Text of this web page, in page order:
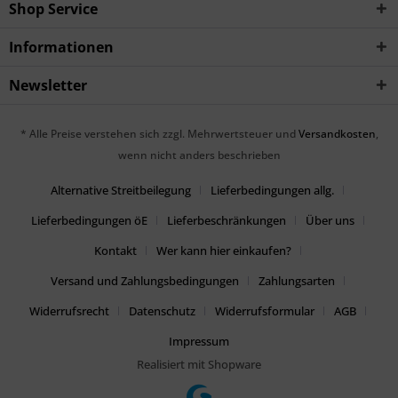
Shop Service
Informationen
Newsletter
* Alle Preise verstehen sich zzgl. Mehrwertsteuer und Versandkosten,
wenn nicht anders beschrieben
Alternative Streitbeilegung
Lieferbedingungen allg.
Lieferbedingungen öE
Lieferbeschränkungen
Über uns
Kontakt
Wer kann hier einkaufen?
Versand und Zahlungsbedingungen
Zahlungsarten
Widerrufsrecht
Datenschutz Widerrufsformular
AGB
Impressum
Realisiert mit Shopware